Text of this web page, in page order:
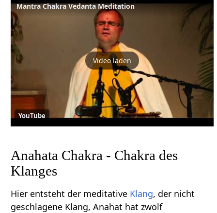
Mantra Chakra Vedanta Meditation
Video laden
YouTube
Anahata Chakra - Chakra des
Klanges
Hier entsteht der meditative Klang, der nicht
geschlagene Klang, Anahat hat zwölf